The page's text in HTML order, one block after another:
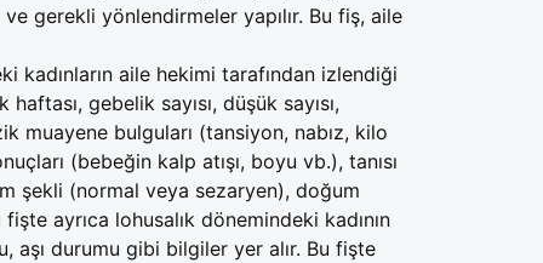
gerekli yönlendirmeler yapılır. Bu fiş, aile
kadınların aile hekimi tarafından izlendiği
gebelik sayısı, düşük sayısı,
muayene bulguları (tansiyon, nabız, kilo
(bebeğin kalp atışı, boyu vb.), tanısı
şekli (normal veya sezaryen), doğum
ayrıca lohusalık dönemindeki kadının
aşı durumu gibi bilgiler yer alır. Bu fişte